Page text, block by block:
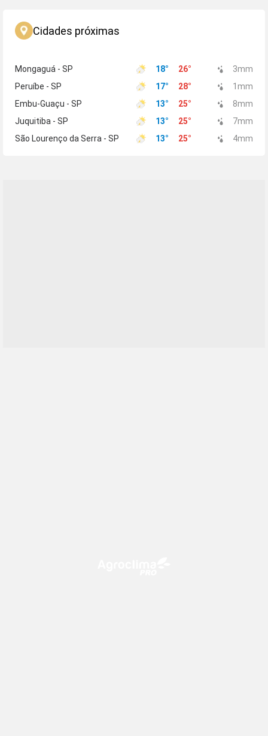
Cidades próximas
Mongaguá - SP 18° 26° 3mm
Peruíbe - SP
17° 28° 1 mm
Embu-Guaçu - SP
13° 25° 8mm
Juquitiba - SP
13° 25° 7mm
São Lourenço da Serra - SP
13° 25° 4mm